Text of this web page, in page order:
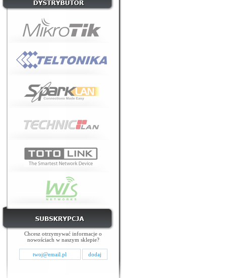
Chcesz otrzymywać informacje o
nowościach w naszym sklepie?